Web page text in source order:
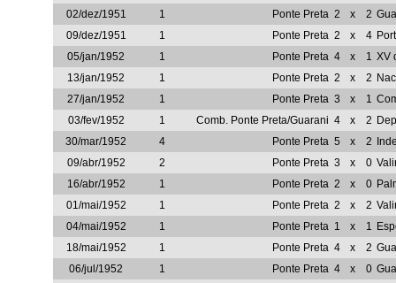
02/dez/1951
1 Ponte Preta 2 x 2
09/dez/1951
1 Ponte Preta 2 x 4
05/jan/1952
1 Ponte Preta 4 x 1 XV
13/jan/1952
1 Ponte Preta 2 x 2
27/jan/1952
1 Ponte Preta 3 x 1
03/fev/1952
1 Comb. Ponte Preta/Guarani 4 x 2
30/mar/1952
4 Ponte Preta 5 x 2
09/abr/1952
2 Ponte Preta 3 x 0
16/abr/1952
1 Ponte Preta 2 x 0
01/mai/1952
1 Ponte Preta 2 x 2
04/mai/1952
1 Ponte Preta 1 x 1
18/mai/1952
1 Ponte Preta 4 x 2
06/jul/1952
1 Ponte Preta 4 x 0